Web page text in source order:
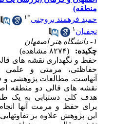
منطقه)
حمید فرهمند بروجنی
۱ ،
نجفیان ۱
چکیده:
حفظ و نگهداری نقشه های قالی
حفاظتی، مرمتی و علمی
آنهاست. مطالعات پژوهشی و
نقشه های قالی دو منطقه
هدف کلی دستبابی به یک
برای حفظ و مرمت آنها
این پژوهش علاوه بر تفاوتهایی